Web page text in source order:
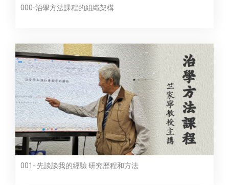
000-治學方法課程的組織架構
001- 先談談我的經驗 研究歷程和方法